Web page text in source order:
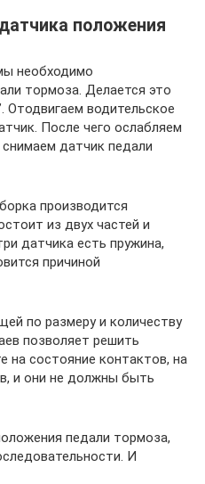
положения
необходимо
тормоза. Делается это
Отодвигаем водительское
После чего ослабляем
датчик педали
производится
из двух частей и
датчика есть пружина,
причиной
по размеру и количеству
позволяет решить
на состояние контактов, на
и они не должны быть
педали тормоза,
И